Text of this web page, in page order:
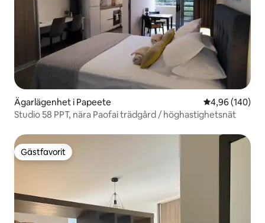
Ägarlägenhet i Papeete 4,96 av 5 i
4,96 (140)
Studio 58 PPT, nära Paofai trädgård / höghastighetsnät
Gästfavorit
Gästfavorit